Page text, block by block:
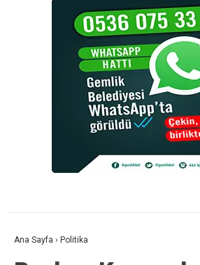
Ana Sayfa › Politika